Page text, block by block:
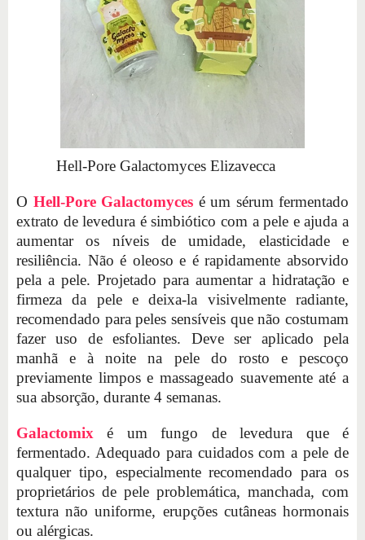
Hell-Pore Galactomyces Elizavecca
O Hell-Pore Galactomyces é um sérum fermentado
extrato de levedura é simbiótico com a pele e ajuda a
aumentar os níveis de umidade, elasticidade e
resiliência. Não é oleoso e é rapidamente absorvido
pela a pele. Projetado para aumentar a hidratação e
firmeza da pele e deixa-la visivelmente radiante,
recomendado para peles sensíveis que não costumam
fazer uso de esfoliantes. Deve ser aplicado pela
manhã e à noite na pele do rosto e pescoço
previamente limpos e massageado suavemente até a
sua absorção, durante 4 semanas.
Galactomix é um fungo de levedura que é
fermentado. Adequado para cuidados com a pele de
qualquer tipo, especialmente recomendado para os
proprietários de pele problemática, manchada, com
textura não uniforme, erupções cutâneas hormonais
ou alérgicas.